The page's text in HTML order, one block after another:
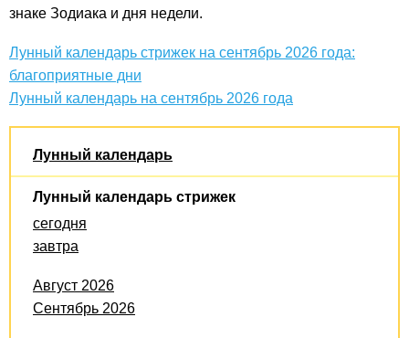
знаке Зодиака и дня недели.
Лунный календарь стрижек на сентябрь 2026 года:
благоприятные дни
Лунный календарь на сентябрь 2026 года
Лунный календарь
Лунный календарь стрижек
сегодня
завтра
Август 2026
Сентябрь 2026